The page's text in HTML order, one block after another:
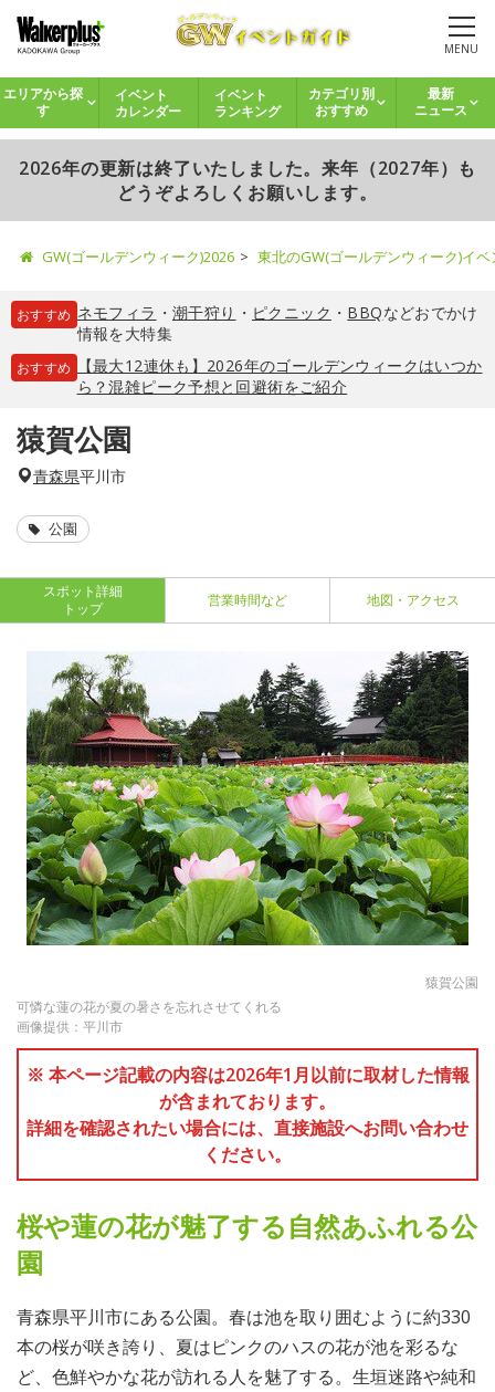
MENU
エリアから探
す
イベント
カレンダー
イベント
ランキング
カテゴリ別
おすすめ
最新
ニュース
2026年の更新は終了いたしました。来年（2027年）も
どうぞよろしくお願いします。
GW(ゴールデンウィーク)2026 東北のGW(ゴールデンウィーク)イ
おすすめ ネモフィラ ・ 潮干狩り ・ ピクニック ・ BBQなどおでかけ
情報を大特集
おすすめ
【最大12連休も】2026年のゴールデンウィークはいつか
ら？混雑ピーク予想と回避術をご紹介
猿賀公園
青森県平川市
公園
スポット詳細
トップ
営業時間など 地図・アクセス
猿賀公園
可憐な蓮の花が夏の暑さを忘れさせてくれる
画像提供：平川市
※ 本ページ記載の内容は2026年1月以前に取材した情報
が含まれております。
詳細を確認されたい場合には、直接施設へお問い合わせ
ください。
桜や蓮の花が魅了する自然あふれる公
園
青森県平川市にある公園。春は池を取り囲むように約330
本の桜が咲き誇り、夏はピンクのハスの花が池を彩るな
ど、色鮮やかな花が訪れる人を魅了する。生垣迷路や純和